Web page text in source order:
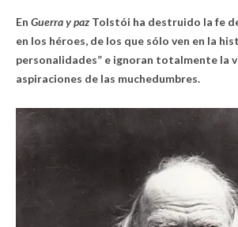
En Guerra y paz Tolstói ha destruido la fe
en los héroes, de los que sólo ven en la
personalidades” e ignoran totalmente la
aspiraciones de las muchedumbres.